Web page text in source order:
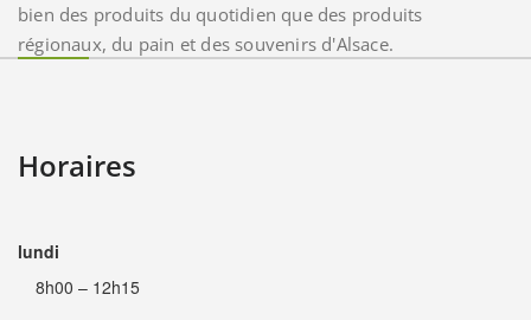
bien des produits du quotidien que des produits
régionaux, du pain et des souvenirs d'Alsace.
Horaires
lundi
8h00 – 12h15